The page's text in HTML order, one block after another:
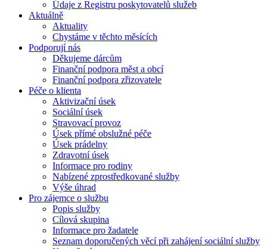
Údaje z Registru poskytovatelů služeb
Aktuálně
Aktuality
Chystáme v těchto měsících
Podporují nás
Děkujeme dárcům
Finanční podpora měst a obcí
Finanční podpora zřizovatele
Péče o klienta
Aktivizační úsek
Sociální úsek
Stravovací provoz
Úsek přímé obslužné péče
Úsek prádelny
Zdravotní úsek
Informace pro rodiny
Nabízené zprostředkované služby
Výše úhrad
Pro zájemce o službu
Popis služby
Cílová skupina
Informace pro žadatele
Seznam doporučených věcí při zahájení sociální služby